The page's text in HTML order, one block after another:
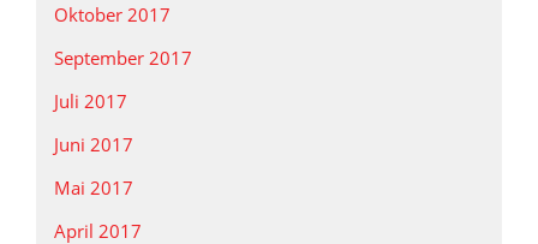
Oktober 2017
September 2017
Juli 2017
Juni 2017
Mai 2017
April 2017